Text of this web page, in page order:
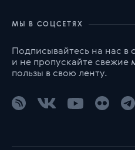
МЫ В СОЦСЕТЯХ
Подписывайтесь на нас в
и не пропускайте свежие
пользы в свою ленту.